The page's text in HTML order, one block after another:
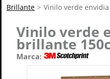
Brillante > Vinilo verde
Vinilo verde
brillante
Marca: